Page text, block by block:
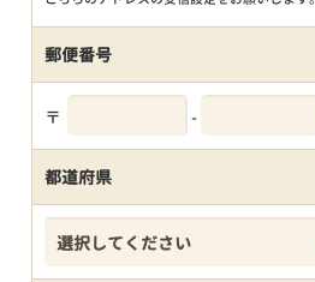
郵便番号
〒 -
都道府県